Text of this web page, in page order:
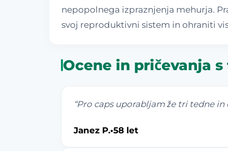
nepopolnega izpraznjenja mehurja.
svoj reproduktivni sistem in ohraniti
Ocene in pričevanja
“Pro caps uporabljam že tri tedne
Janez P.•58 let